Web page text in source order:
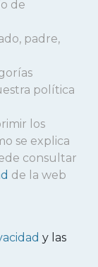
de
padre,
política
los
se explica
consultar
de la web
y las